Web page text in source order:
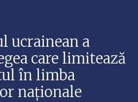
ucrainean a
care limitează
în limba
naționale